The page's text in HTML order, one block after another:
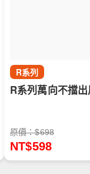
R系列
R系列萬向不擋
原價：$698
NT$598